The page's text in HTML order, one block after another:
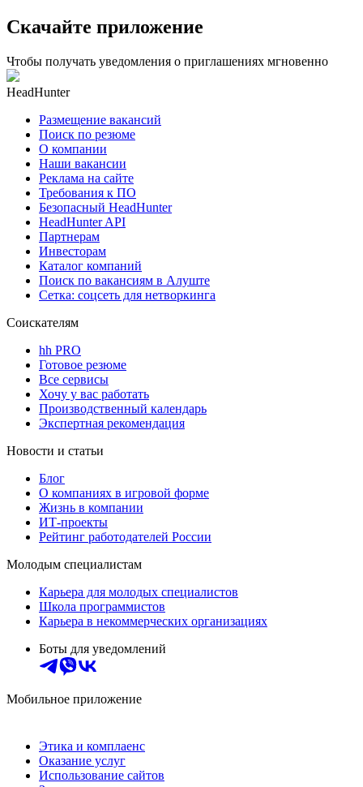
Скачайте приложение
Чтобы получать уведомления о приглашениях мгновенно
HeadHunter
Размещение вакансий
Поиск по резюме
О компании
Наши вакансии
Реклама на сайте
Требования к ПО
Безопасный HeadHunter
HeadHunter API
Партнерам
Инвесторам
Каталог компаний
Поиск по вакансиям в Алуште
Сетка: соцсеть для нетворкинга
Соискателям
hh PRO
Готовое резюме
Все сервисы
Хочу у вас работать
Производственный календарь
Экспертная рекомендация
Новости и статьи
Блог
О компаниях в игровой форме
Жизнь в компании
ИТ-проекты
Рейтинг работодателей России
Молодым специалистам
Карьера для молодых специалистов
Школа программистов
Карьера в некоммерческих организациях
Боты для уведомлений
Мобильное приложение
Этика и комплаенс
Оказание услуг
Использование сайтов